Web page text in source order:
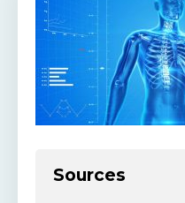
Sources